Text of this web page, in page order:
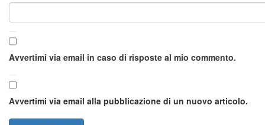
Avvertimi via email in caso di risposte al mio commento.
Avvertimi via email alla pubblicazione di un nuovo articolo.